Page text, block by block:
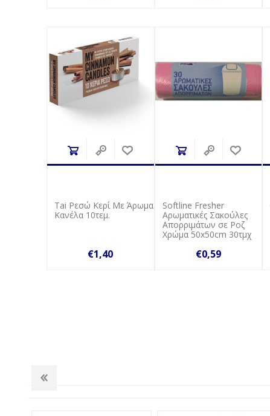
Tai Ρεσώ Κερί Με Άρωμα
Κανέλα 10τεμ.
€1,40
Softline Fresher
Αρωματικές Σακούλες
Απορριμάτων σε Ροζ
Χρώμα 50x50cm 30τμχ
€0,59